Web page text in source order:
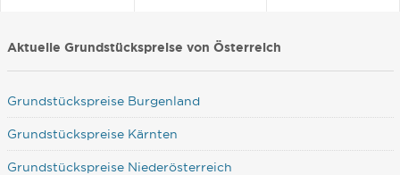
Aktuelle Grundstückspreise von Österreich
Grundstückspreise Burgenland
Grundstückspreise Kärnten
Grundstückspreise Niederösterreich